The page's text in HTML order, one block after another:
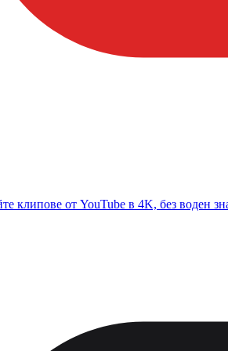
клипове от YouTube в 4K, без воден